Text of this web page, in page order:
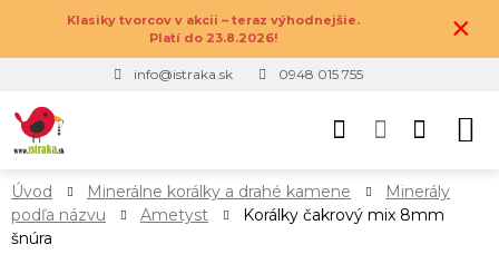
Klasiky tvorcov v akcii – teraz výhodnejšie.
Platí do 23.8.2026!
×
info@istraka.sk 0948 015 755
Úvod Minerálne korálky a drahé kamene
Minerály
podľa názvu
Ametyst
Korálky čakrový mix 8mm
šnúra